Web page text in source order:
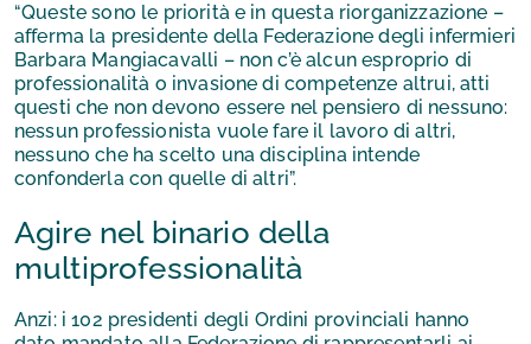
“Queste sono le priorità e in questa riorganizzazione –
afferma la presidente della Federazione degli infermieri
Barbara Mangiacavalli – non c’è alcun esproprio di
professionalità o invasione di competenze altrui, atti
questi che non devono essere nel pensiero di nessuno:
nessun professionista vuole fare il lavoro di altri,
nessuno che ha scelto una disciplina intende
confonderla con quelle di altri”.
Agire nel binario della
multiprofessionalità
Anzi: i 102 presidenti degli Ordini provinciali hanno